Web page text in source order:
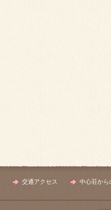
交通アクセス 中心荘から